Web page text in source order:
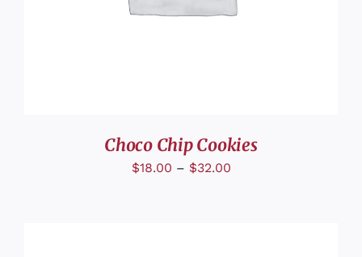
Choco Chip Cookies
$18.00 – $32.00